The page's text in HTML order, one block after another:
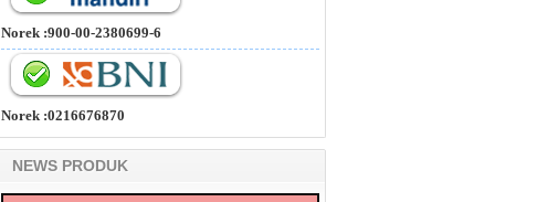
Norek :900-00-2380699-6
Norek :0216676870
NEWS PRODUK